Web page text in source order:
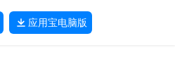
应用宝电脑版